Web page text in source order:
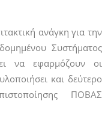
ανάγκη για την
Συστήματος
να εφαρμόζουν οι
και δεύτερο
ΠΟΒΑΣ